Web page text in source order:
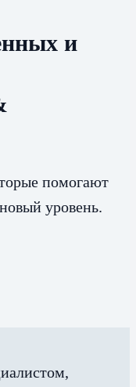
и
помогают
уровень.